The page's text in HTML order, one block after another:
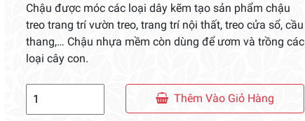
Chậu được móc các loại dây kẽm tạo sản phẩm chậu
treo trang trí vườn treo, trang trí nội thất, treo cửa sổ, cầu
thang,… Chậu nhựa mềm còn dùng để ươm và trồng các
loại cây con.
Thêm Vào Giỏ Hàng